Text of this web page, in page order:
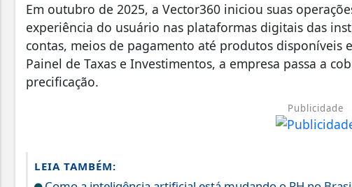
Em outubro de 2025, a Vector360 iniciou suas
experiência do usuário nas plataformas digitais das
contas, meios de pagamento até produtos disponíveis
Painel de Taxas e Investimentos, a empresa passa a
precificação.
Publicidade
LEIA TAMBÉM: